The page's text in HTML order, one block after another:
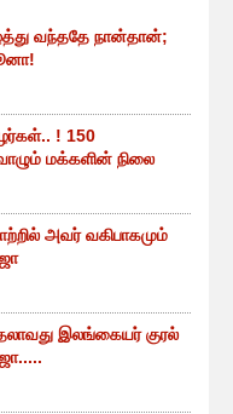
வந்ததே நான்தான்;
! 150
மக்களின் நிலை
அவர் வகிபாகமும்
இலங்கையர் குரல்